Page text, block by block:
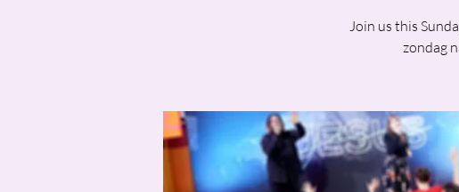
Join us this
zondag